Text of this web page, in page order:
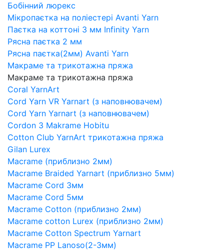
Бобінний люрекс
Мікропаєтка на поліестері Avanti Yarn
Паєтка на коттоні 3 мм Infinity Yarn
Рясна паєтка 2 мм
Рясна паєтка(2мм) Avanti Yarn
Макраме та трикотажна пряжа
Макраме та трикотажна пряжа
Coral YarnArt
Cord Yarn VR Yarnart (з наповнювачем)
Cord Yarn Yarnart (з наповнювачем)
Cordon 3 Makrame Hobitu
Cotton Club YarnArt трикотажна пряжа
Gilan Lurex
Macrame (приблизно 2мм)
Macrame Braided Yarnart (приблизно 5мм)
Macrame Cord 3мм
Macrame Cord 5мм
Macrame Cotton (приблизно 2мм)
Macrame cotton Lurex (приблизно 2мм)
Macrame Cotton Spectrum Yarnart
Macrame PP Lanoso(2-3мм)